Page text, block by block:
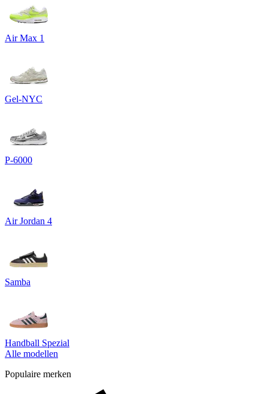
Air Max 1
Gel-NYC
P-6000
Air Jordan 4
Samba
Handball Spezial
Alle modellen
Populaire merken